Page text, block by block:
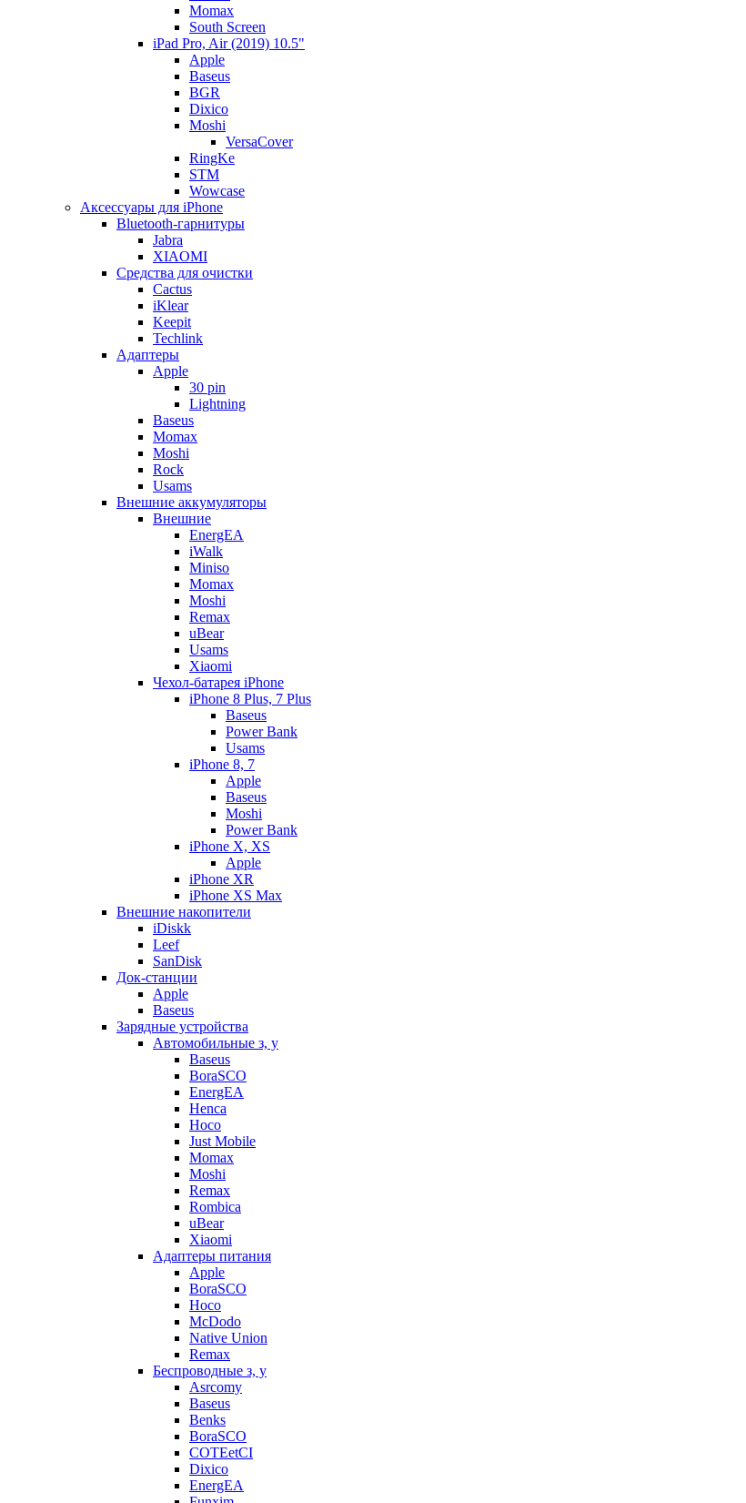
Momax
South Screen
iPad Pro, Air (2019) 10.5"
Apple
Baseus
BGR
Dixico
Moshi
VersaCover
RingKe
STM
Wowcase
Аксессуары для iPhone
Bluetooth-гарнитуры
Jabra
XIAOMI
Cредства для очистки
Cactus
iKlear
Keepit
Techlink
Адаптеры
Apple
30 pin
Lightning
Baseus
Momax
Moshi
Rock
Usams
Внешние аккумуляторы
Внешние
EnergEA
iWalk
Miniso
Momax
Moshi
Remax
uBear
Usams
Xiaomi
Чехол-батарея iPhone
iPhone 8 Plus, 7 Plus
Baseus
Power Bank
Usams
iPhone 8, 7
Apple
Baseus
Moshi
Power Bank
iPhone X, XS
Apple
iPhone XR
iPhone XS Max
Внешние накопители
iDiskk
Leef
SanDisk
Док-станции
Apple
Baseus
Зарядные устройства
Автомобильные з, у
Baseus
BoraSCO
EnergEA
Henca
Hoco
Just Mobile
Momax
Moshi
Remax
Rombica
uBear
Xiaomi
Адаптеры питания
Apple
BoraSCO
Hoco
McDodo
Native Union
Remax
Беспроводные з, у
Asrcomy
Baseus
Benks
BoraSCO
COTEetCI
Dixico
EnergEA